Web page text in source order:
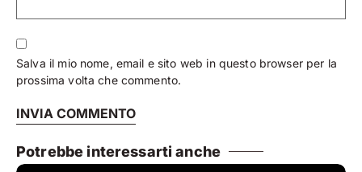
Salva il mio nome, email e sito web in questo browser per la
prossima volta che commento.
Potrebbe interessarti anche